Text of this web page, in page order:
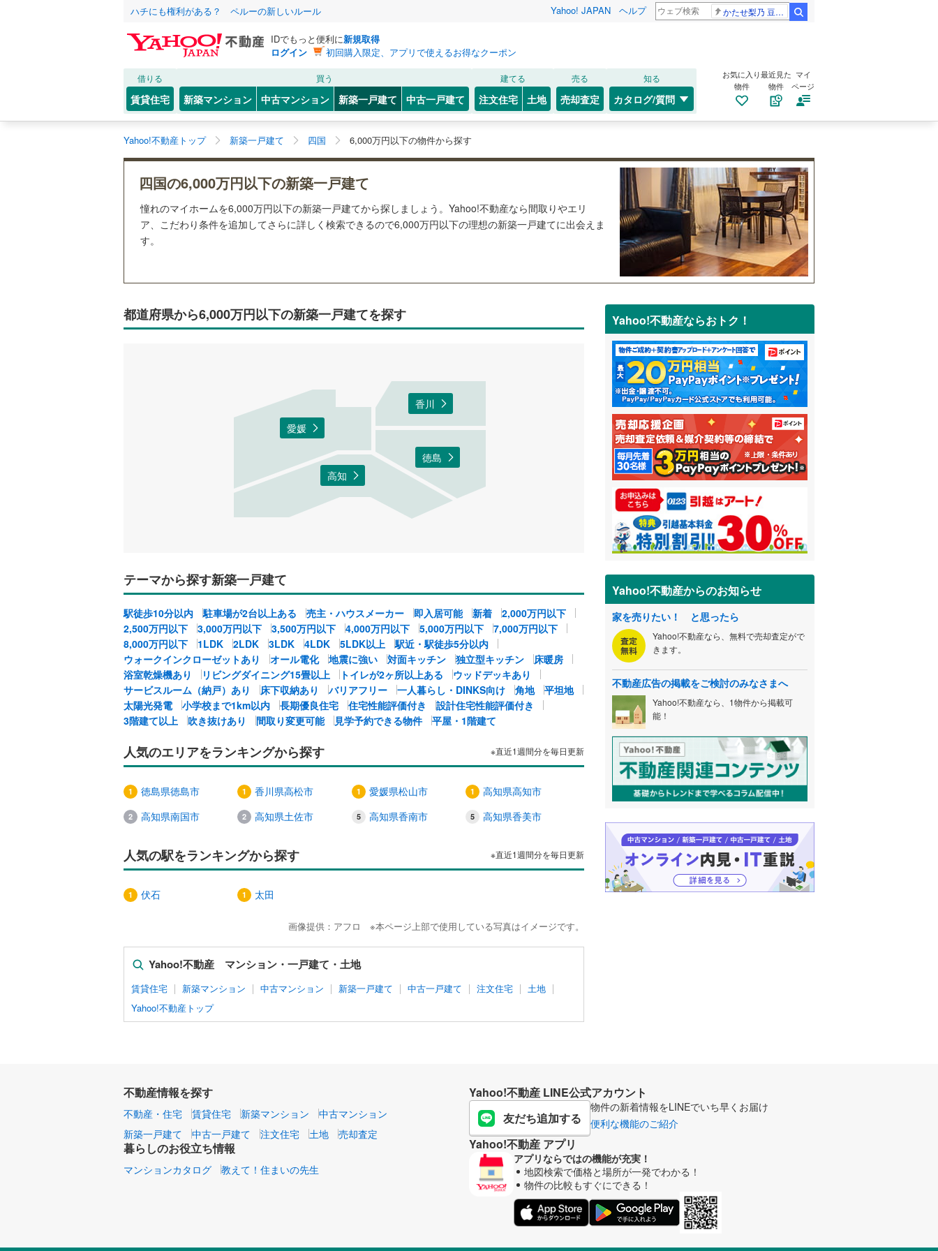
ハチにも権利がある？ ペルーの新しいルール Yahoo! JAPAN ヘルプ かたせ梨乃 豆原一成
IDでもっと便利に新規取得
ログイン
初回購入限定、アプリで使えるお得なクーポン
借りる
賃貸住宅
買う
新築マンション 中古マンション 新築一戸建て 中古一戸建て
建てる
注文住宅 土地
売る
売却査定
知る
カタログ/質問
お気に入り
物件
最近見た
物件
マイ
ページ
Yahoo!不動産トップ 新築一戸建て 四国 6,000万円以下の物件から探す
四国の6,000万円以下の新築一戸建て
憧れのマイホームを6,000万円以下の新築一戸建てから探しましょう。Yahoo!不動産なら間取りやエリ
ア、こだわり条件を追加してさらに詳しく検索できるので6,000万円以下の理想の新築一戸建てに出会えま
す。
都道府県から6,000万円以下の新築一戸建てを探す
徳島
香川
愛媛
高知
テーマから探す新築一戸建て
駅徒歩10分以内 駐車場が2台以上ある 売主・ハウスメーカー 即入居可能 新着
2,000万円以下
2,500万円以下
3,000万円以下 3,500万円以下 4,000万円以下 5,000万円以下
7,000万円以下
8,000万円以下
1LDK 2LDK 3LDK 4LDK 5LDK以上
駅近・駅徒歩5分以内
ウォークインクローゼットあり
オール電化 地震に強い 対面キッチン 独立型キッチン
床暖房
浴室乾燥機あり
リビングダイニング15畳以上 トイレが2ヶ所以上ある
ウッドデッキあり
サービスルーム（納戸）あり
床下収納あり バリアフリー 一人暮らし・DINKS向け 角地
平坦地
太陽光発電
小学校まで1km以内 長期優良住宅 住宅性能評価付き
設計住宅性能評価付き
3階建て以上
吹き抜けあり 間取り変更可能 見学予約できる物件 平屋・1階建て
人気のエリアをランキングから探す ※直近1週間分を毎日更新
徳島県徳島市 香川県高松市 愛媛県松山市
高知県高知市
高知県南国市
高知県土佐市 高知県香南市 高知県香美市
人気の駅をランキングから探す ※直近1週間分を毎日更新
伏石 太田
画像提供：アフロ ※本ページ上部で使用している写真はイメージです。
Yahoo!不動産 マンション・一戸建て・土地
賃貸住宅 新築マンション 中古マンション 新築一戸建て 中古一戸建て 注文住宅
土地
Yahoo!不動産トップ
Yahoo!不動産ならおトク！
Yahoo!不動産からのお知らせ
家を売りたい！ と思ったら
Yahoo!不動産なら、無料で売却査定がで
きます。
不動産広告の掲載をご検討のみなさまへ
Yahoo!不動産なら、1物件から掲載可
能！
不動産情報を探す
不動産・住宅 賃貸住宅 新築マンション
中古マンション
新築一戸建て
中古一戸建て 注文住宅 土地 売却査定
暮らしのお役立ち情報
マンションカタログ 教えて！住まいの先生
Yahoo!不動産 LINE公式アカウント
友だち追加する
物件の新着情報をLINEでいち早くお届け
便利な機能のご紹介
Yahoo!不動産 アプリ
アプリならではの機能が充実！
地図検索で価格と場所が一発でわかる！
物件の比較もすぐにできる！